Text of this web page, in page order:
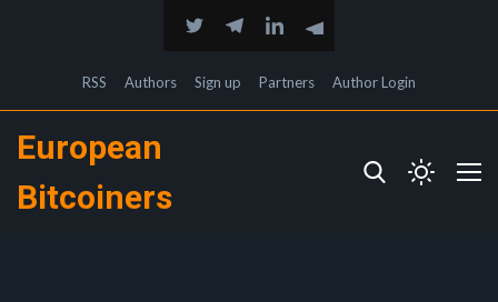
RSS Authors Sign up Partners Author Login
European
Bitcoiners